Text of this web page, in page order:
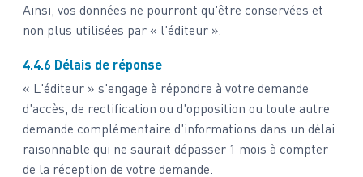
Ainsi, vos données ne pourront qu'être conservées et
non plus utilisées par « l'éditeur ».
4.4.6 Délais de réponse
« L'éditeur » s'engage à répondre à votre demande
d'accès, de rectification ou d'opposition ou toute autre
demande complémentaire d'informations dans un délai
raisonnable qui ne saurait dépasser 1 mois à compter
de la réception de votre demande.